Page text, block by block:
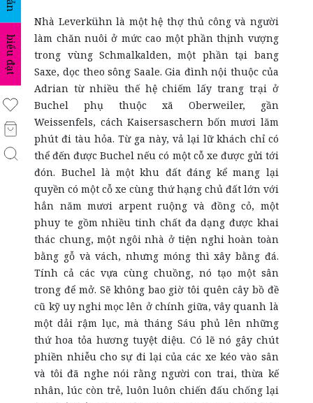
biểu đạt
Nhà Leverkühn là một hệ thợ thủ công và người
làm chăn nuôi ở mức cao một phần thịnh vượng
trong vùng Schmalkalden, một phần tại bang
Saxe, dọc theo sông Saale. Gia đình nội thuộc của
Adrian từ nhiều thế hệ chiếm lấy trang trại ở
Buchel phụ thuộc xã Oberweiler, gần
Weissenfels, cách Kaisersaschern bốn mươi lăm
phút đi tàu hỏa. Từ ga này, vả lại lữ khách chỉ có
thể đến được Buchel nếu có một cỗ xe được gửi tới
đón. Buchel là một khu đất đáng kể mang lại
quyền có một cỗ xe cùng thứ hạng chủ đất lớn với
hẳn năm mươi arpent ruộng và đồng cỏ, một
phuy te gồm nhiều tinh chất đa dạng được khai
thác chung, một ngôi nhà ở tiện nghi hoàn toàn
bằng gỗ và vách, nhưng móng thì xây bằng đá.
Tính cả các vựa cùng chuồng, nó tạo một sân
trong để mở. Sẽ không bao giờ tôi quên cây bồ đề
cũ kỹ uy nghi mọc lên ở chính giữa, vây quanh là
một dải rậm lục, mà tháng Sáu phủ lên những
thứ hoa tỏa hương tuyệt diệu. Có lẽ nó gây chút
phiền nhiễu cho sự đi lại của các xe kéo vào sân
và tôi đã nghe nói rằng người con trai, thừa kế
nhân, lúc còn trẻ, luôn luôn chiến đấu chống lại